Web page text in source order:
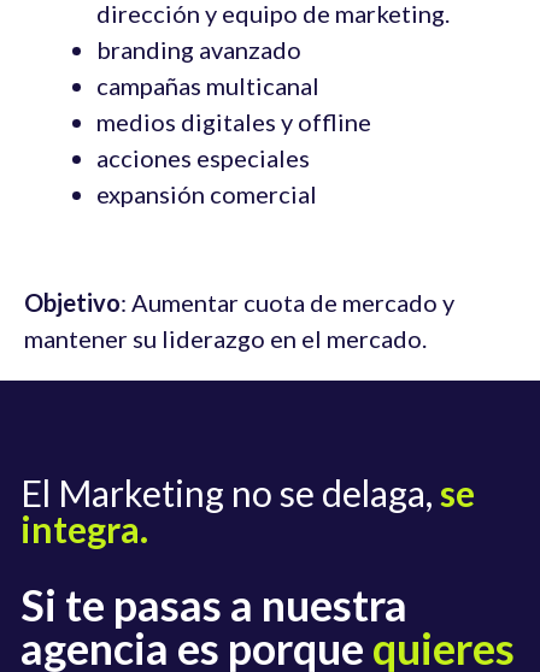
dirección y equipo de marketing.
branding avanzado
campañas multicanal
medios digitales y offline
acciones especiales
expansión comercial
Objetivo: Aumentar cuota de mercado y
mantener su liderazgo en el mercado.
El Marketing no se delaga,se
integra.
Si te pasas a nuestra
agencia es porque quieres